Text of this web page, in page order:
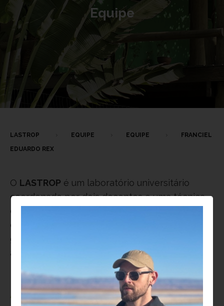
Equipe
LASTROP EQUIPE EQUIPE
FRANCIEL
EDUARDO REX
O LASTROP é um laboratório universitário
coordenado por dois docentes e uma técnica
de laboratório, e conta com a participação de
diversos alunos de graduação e pós-
graduação, bem como pesquisadores
associados do Brasil e do exterior.
Atualmente,